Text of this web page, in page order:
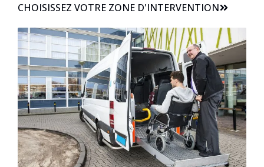
CHOISISSEZ VOTRE ZONE D'INTERVENTION